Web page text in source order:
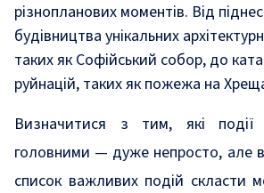
різнопланових моментів. Від
будівництва унікальних
таких як Софійський собор, до
руйнацій, таких як пожежа на
Визначитися з тим, які
головними — дуже непросто, але
список важливих подій скласти